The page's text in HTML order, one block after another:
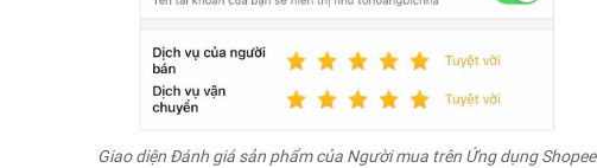
Giao diện Đánh giá sản phẩm của Người mua trên Ứng dụng Shopee